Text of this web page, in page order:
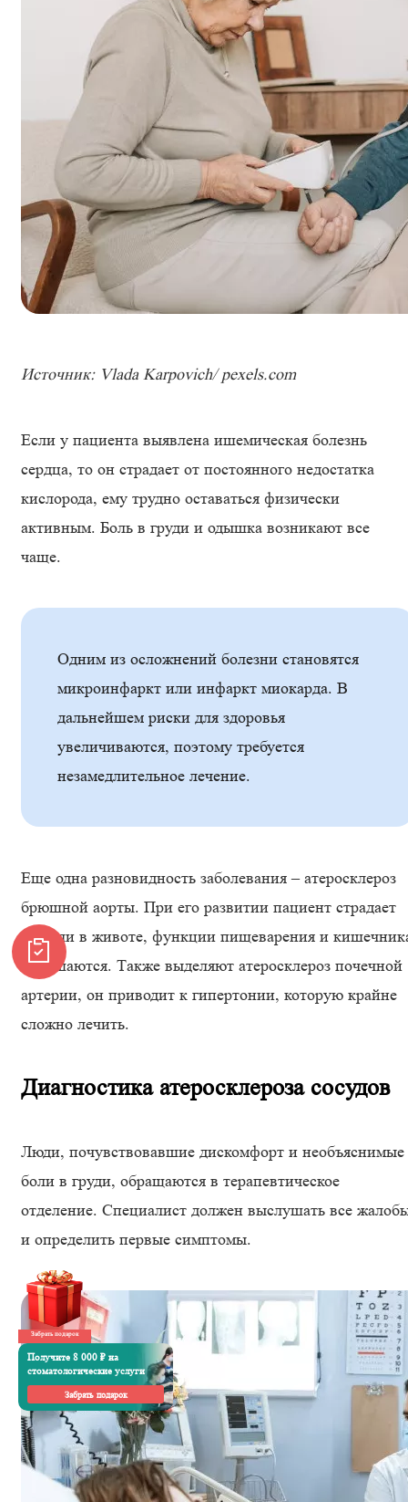
Источник: Vlada Karpovich/ pexels.com
Если у пациента выявлена ишемическая болезнь
сердца, то он страдает от постоянного недостатка
кислорода, ему трудно оставаться физически
активным. Боль в груди и одышка возникают все
чаще.
Одним из осложнений болезни становятся
микроинфаркт или инфаркт миокарда. В
дальнейшем риски для здоровья
увеличиваются, поэтому требуется
незамедлительное лечение.
Еще одна разновидность заболевания – атеросклероз
брюшной аорты. При его развитии пациент страдает
от боли в животе, функции пищеварения и
нарушаются. Также выделяют атеросклероз почечной
артерии, он приводит к гипертонии, которую крайне
сложно лечить.
Диагностика атеросклероза сосудов
Люди, почувствовавшие дискомфорт и необъяснимые
боли в груди, обращаются в терапевтическое
отделение. Специалист должен выслушать все
и определить первые симптомы.
Забрать подарок
Получите 8 000 ₽ на
стоматологические услуги
Забрать подарок